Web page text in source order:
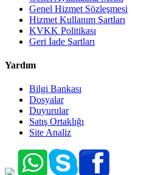
Genel Hizmet Sözleşmesi
Hizmet Kullanım Şartları
KVKK Politikası
Geri İade Şartları
Yardım
Bilgi Bankası
Dosyalar
Duyurular
Satış Ortaklığı
Site Analiz